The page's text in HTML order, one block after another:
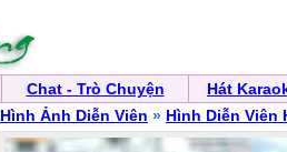
Chat - Trò Chuyện Hát
Hình Ảnh Diễn Viên » Hình Diễn Viên